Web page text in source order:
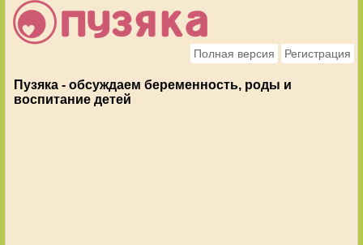
Полная версия Регистрация
Пузяка - обсуждаем беременность, роды и
воспитание детей